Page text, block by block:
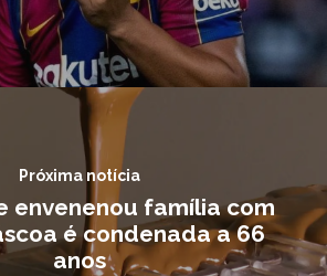
Próxima notícia
envenenou família com
é condenada a 66
anos